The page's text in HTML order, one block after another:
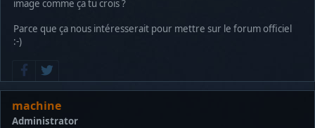
image comme ça tu crois ?
Parce que ça nous intéresserait pour mettre sur le forum officiel
:-)
machine
Administrator